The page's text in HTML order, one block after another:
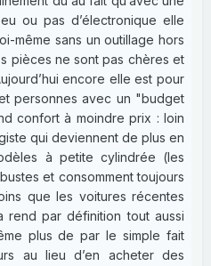
ou pas d’électronique elle
même sans un outillage hors
pièces ne sont pas chères et
encore elle est pour
personnes avec un "budget
confort à moindre prix : loin
qui deviennent de plus en
à petite cylindrée (les
et consomment toujours
que les voitures récentes
par définition tout aussi
plus de par le simple fait
au lieu d’en acheter des